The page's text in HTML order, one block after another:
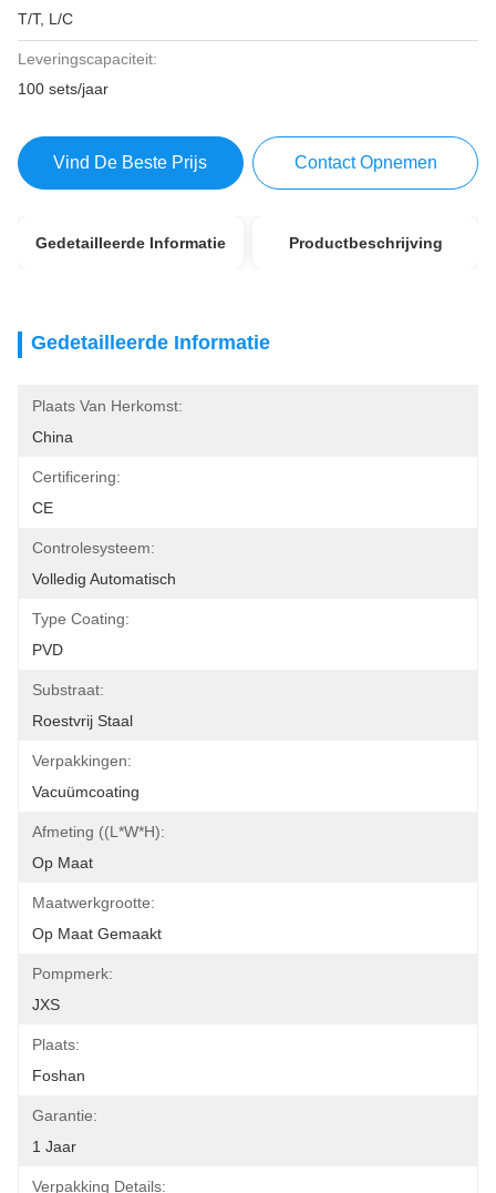
T/T, L/C
Leveringscapaciteit:
100 sets/jaar
Vind De Beste Prijs Contact Opnemen
Gedetailleerde Informatie Productbeschrijving
Gedetailleerde Informatie
Plaats Van Herkomst:
China
Certificering:
CE
Controlesysteem:
Volledig Automatisch
Type Coating:
PVD
Substraat:
Roestvrij Staal
Verpakkingen:
Vacuümcoating
Afmeting ((L*W*H):
Op Maat
Maatwerkgrootte:
Op Maat Gemaakt
Pompmerk:
JXS
Plaats:
Foshan
Garantie:
1 Jaar
Verpakking Details: